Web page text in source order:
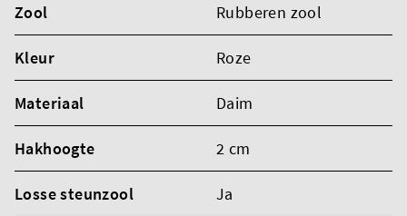
Zool Rubberen zool
Kleur Roze
Materiaal Daim
Hakhoogte 2 cm
Losse steunzool Ja